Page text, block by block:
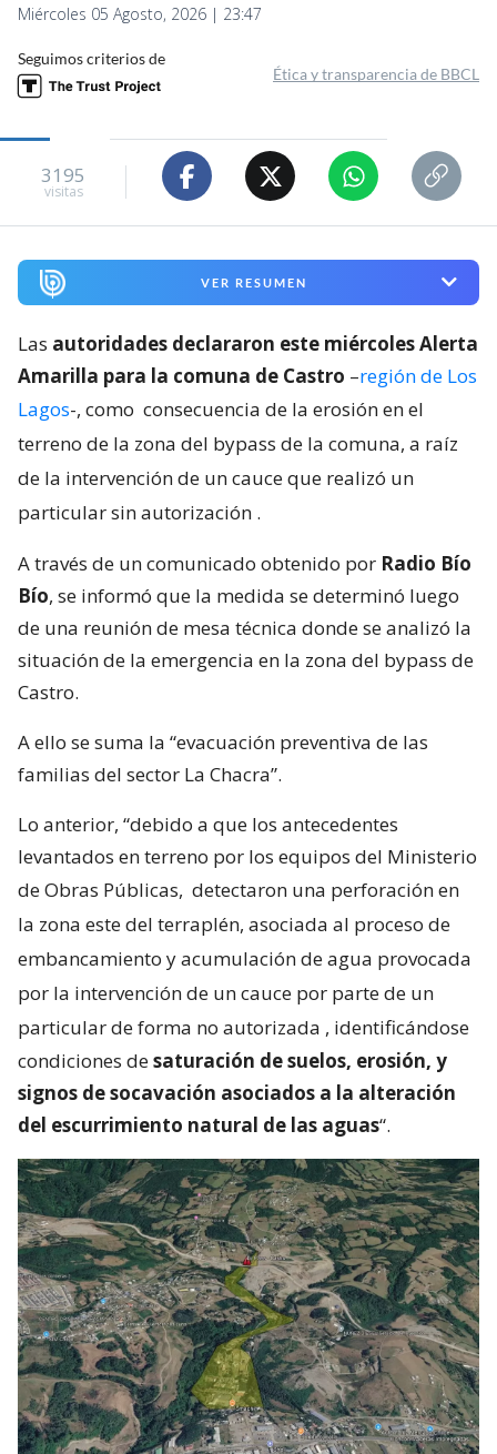
Miércoles 05 Agosto, 2026 | 23:47
Seguimos criterios de
Ética y transparencia de BBCL
3195
visitas
VER RESUMEN
Las autoridades declararon este miércoles Alerta
Amarilla para la comuna de Castro –región de Los
Lagos-, como consecuencia de la erosión en el
terreno de la zona del bypass de la comuna, a raíz
de la intervención de un cauce que realizó un
particular sin autorización .
A través de un comunicado obtenido por Radio Bío
Bío, se informó que la medida se determinó luego
de una reunión de mesa técnica donde se analizó la
situación de la emergencia en la zona del bypass de
Castro.
A ello se suma la “evacuación preventiva de las
familias del sector La Chacra”.
Lo anterior, “debido a que los antecedentes
levantados en terreno por los equipos del Ministerio
de Obras Públicas, detectaron una perforación en
la zona este del terraplén, asociada al proceso de
embancamiento y acumulación de agua provocada
por la intervención de un cauce por parte de un
particular de forma no autorizada , identificándose
condiciones desaturación de suelos, erosión, y
signos de socavación asociados a la alteración
del escurrimiento natural de las aguas“.